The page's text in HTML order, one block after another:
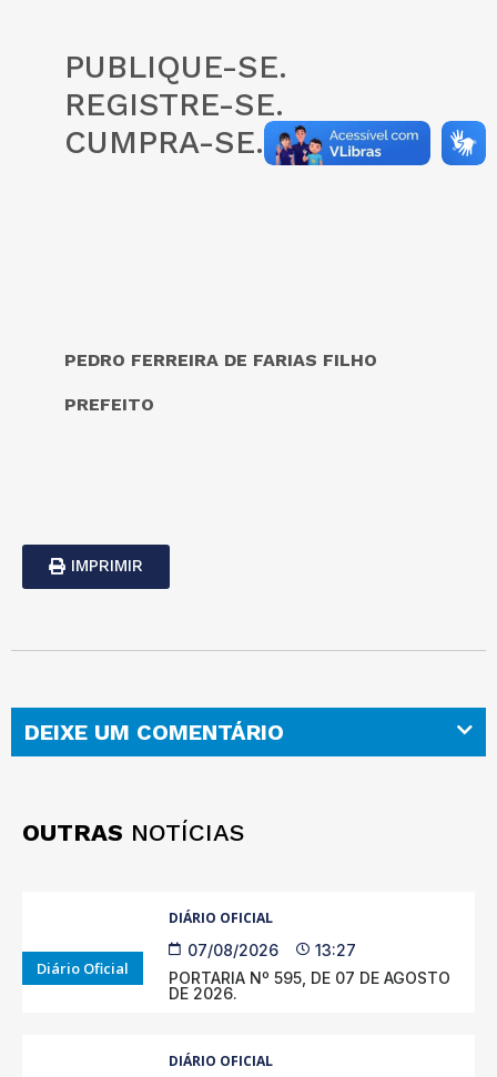
PUBLIQUE-SE.
REGISTRE-SE.
CUMPRA-SE.
PEDRO FERREIRA DE FARIAS FILHO
PREFEITO
IMPRIMIR
DEIXE UM COMENTÁRIO
OUTRAS NOTÍCIAS
Diário Oficial
DIÁRIO OFICIAL
07/08/2026
13:27
PORTARIA Nº 595, DE 07 DE AGOSTO
DE 2026.
DIÁRIO OFICIAL